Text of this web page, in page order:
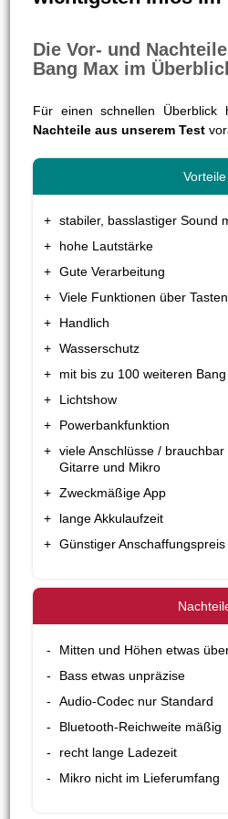
Die Vor- und
Bang Max im
Für einen schnellen
Nachteile aus unserem Test
stabiler, basslastiger Sound
hohe Lautstärke
Gute Verarbeitung
Viele Funktionen über
Handlich
Wasserschutz
mit bis zu 100 weiteren
Lichtshow
Powerbankfunktion
viele Anschlüsse /
Gitarre und Mikro
Zweckmäßige App
lange Akkulaufzeit
Günstiger Anschaffungspreis
Mitten und Höhen etwas
Bass etwas unpräzise
Audio-Codec nur Standard
Bluetooth-Reichweite mäßig
recht lange Ladezeit
Mikro nicht im Lieferumfang